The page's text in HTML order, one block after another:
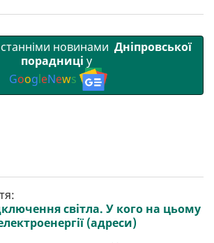
новинами Дніпровської
порадниці у
GoogleNews
світла. У кого на цьому
(адреси)